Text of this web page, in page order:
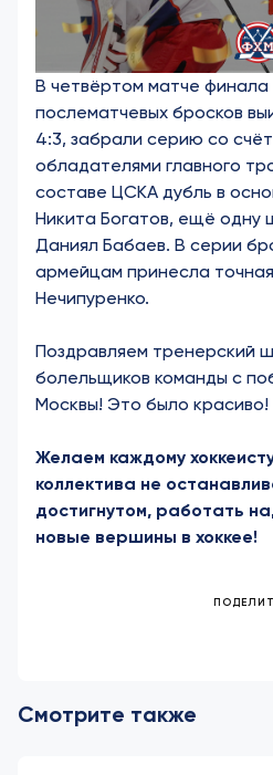
В четвёртом матче
послематчевых бросков
4:3, забрали серию со
обладателями главного
составе ЦСКА дубль в
Никита Богатов, ещё одну
Даниял Бабаев. В серии
армейцам принесла
Нечипуренко.
Поздравляем тренерский
болельщиков команды с
Москвы! Это было красиво!
Желаем каждому
коллектива не
достигнутом, работать
новые вершины в хоккее!
Смотрите также